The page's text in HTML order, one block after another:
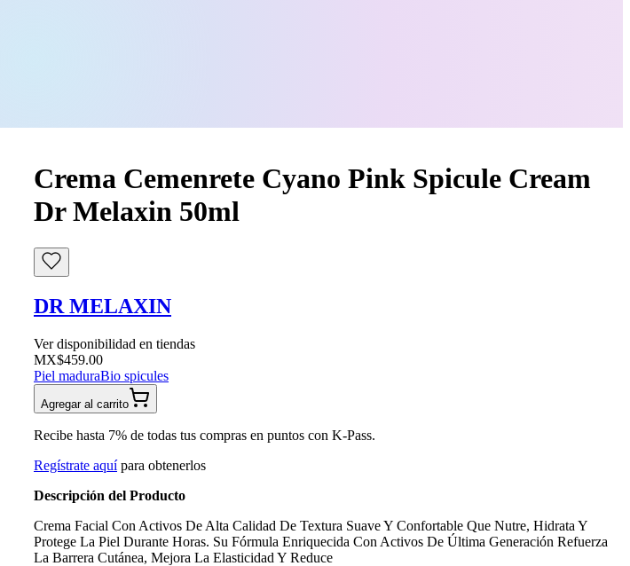
Crema Cemenrete Cyano Pink Spicule Cream
Dr Melaxin 50ml
DR MELAXIN
Ver disponibilidad en tiendas
MX$459.00
Piel maduraBio spicules
Agregar al carrito
Recibe hasta 7% de todas tus compras en puntos con K-Pass.
Regístrate aquí para obtenerlos
Descripción del Producto
Crema Facial Con Activos De Alta Calidad De Textura Suave Y Confortable Que Nutre, Hidrata Y
Protege La Piel Durante Horas. Su Fórmula Enriquecida Con Activos De Última Generación Refuerza
La Barrera Cutánea, Mejora La Elasticidad Y Reduce